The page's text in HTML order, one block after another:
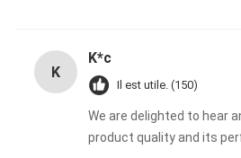
K
K*c
Il est utile. (150)
We are delighted to hear
product quality and its